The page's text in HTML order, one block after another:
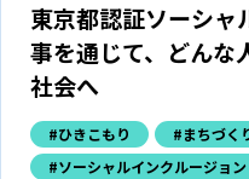
東京都認証ソーシャ
事を通じて、どんな
社会へ
#ひきこもり
#まちづく
#ソーシャルインクルージョン